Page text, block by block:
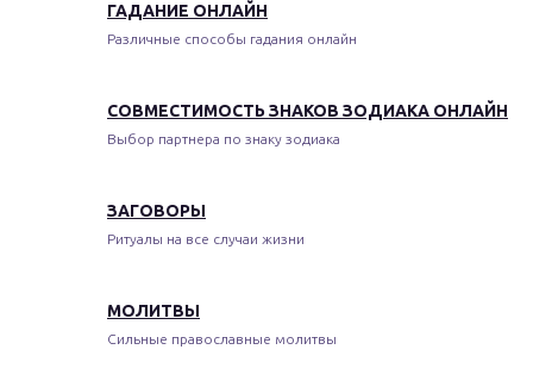
ГАДАНИЕ ОНЛАЙН
Различные способы гадания онлайн
СОВМЕСТИМОСТЬ ЗНАКОВ ЗОДИАКА ОНЛАЙН
Выбор партнера по знаку зодиака
ЗАГОВОРЫ
Ритуалы на все случаи жизни
МОЛИТВЫ
Сильные православные молитвы